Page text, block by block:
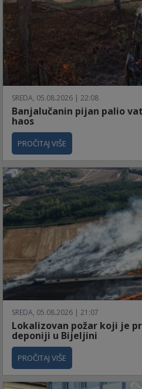
SREDA, 05.08.2026 | 22:08
Banjalučanin pijan palio
haos
PROČITAJ VIŠE
SREDA, 05.08.2026 | 21:07
Lokalizovan požar koji je
deponiji u Bijeljini
PROČITAJ VIŠE